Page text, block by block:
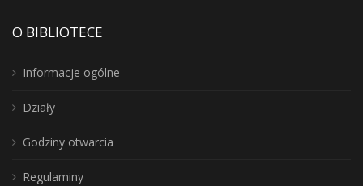
O BIBLIOTECE
Informacje ogólne
Działy
Godziny otwarcia
Regulaminy